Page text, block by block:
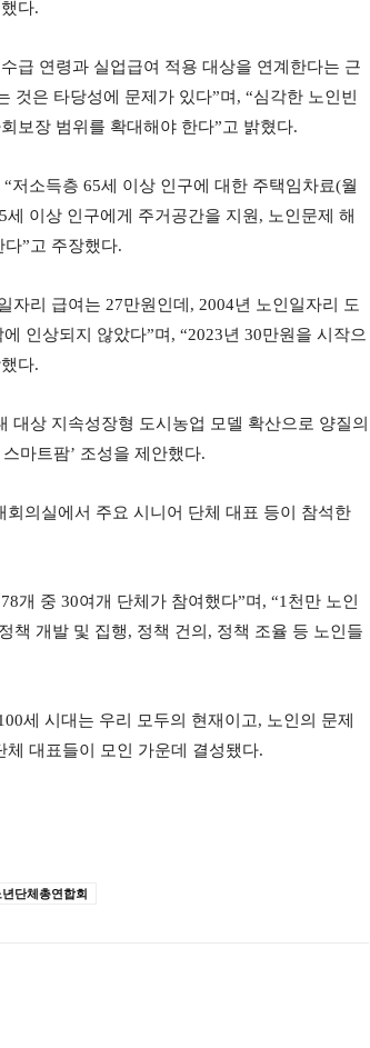
다.
급 연령과 실업급여 적용 대상을 연계한다는 근
것은 타당성에 문제가 있다”며, “심각한 노인빈
보장 범위를 확대해야 한다”고 밝혔다.
저소득층 65세 이상 인구에 대한 주택임차료(월
이상 인구에게 주거공간을 지원, 노인문제 해
”고 주장했다.
자리 급여는 27만원인데, 2004년 노인일자리 도
인상되지 않았다”며, “2023년 30만원을 시작으
다.
대상 지속성장형 도시농업 모델 확산으로 양질의
마트팜’ 조성을 제안했다.
의실에서 주요 시니어 단체 대표 등이 참석한
개 중 30여개 단체가 참여했다”며, “1천만 노인
책 개발 및 집행, 정책 건의, 정책 조율 등 노인들
세 시대는 우리 모두의 현재이고, 노인의 문제
체 대표들이 모인 가운데 결성됐다.
단체총연합회